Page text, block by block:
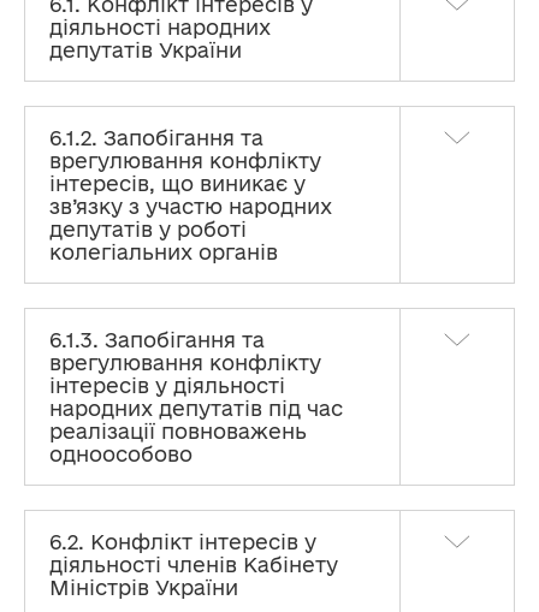
діяльності народних
депутатів України
6.1.2. Запобігання та
врегулювання конфлікту
інтересів, що виникає у
зв’язку з участю народних
депутатів у роботі
колегіальних органів
6.1.3. Запобігання та
врегулювання конфлікту
інтересів у діяльності
народних депутатів під час
реалізації повноважень
одноособово
6.2. Конфлікт інтересів у
діяльності членів Кабінету
Міністрів України